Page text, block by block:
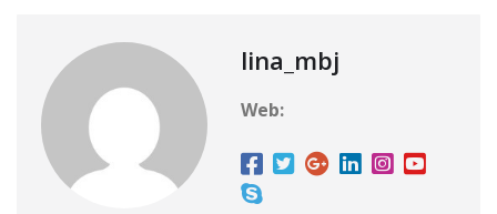
lina_mbj
Web: